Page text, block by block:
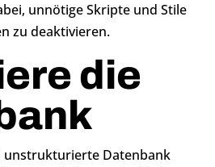
unnötige Skripte und Stile
zu deaktivieren.
die
unstrukturierte Datenbank